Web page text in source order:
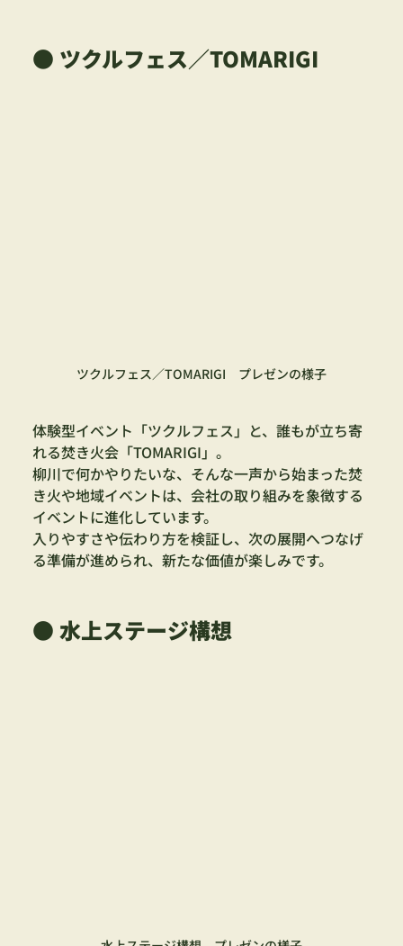
● ツクルフェス／TOMARIGI
ツクルフェス／TOMARIGI　プレゼンの様子
体験型イベント「ツクルフェス」と、誰もが立ち寄
れる焚き火会「TOMARIGI」。
柳川で何かやりたいな、そんな一声から始まった焚
き火や地域イベントは、会社の取り組みを象徴する
イベントに進化しています。
入りやすさや伝わり方を検証し、次の展開へつなげ
る準備が進められ、新たな価値が楽しみです。
● 水上ステージ構想